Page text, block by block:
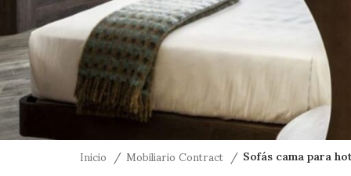
Inicio Mobiliario Contract Sofás cama para